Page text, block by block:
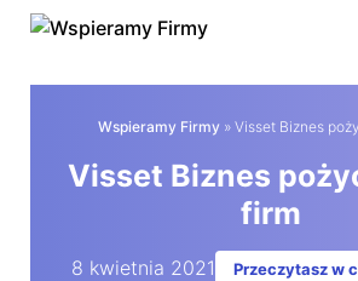
Skip
Wspieramy Firmy » Visset Biznes
Visset Biznes
firm
8 kwietnia 2021 Przeczytasz w